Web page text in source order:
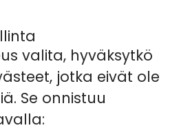
valita, hyväksytkö
jotka eivät ole
Se onnistuu